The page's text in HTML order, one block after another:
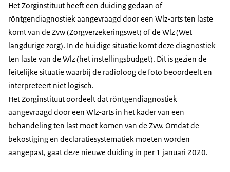
Het Zorginstituut heeft een duiding gedaan of
röntgendiagnostiek aangevraagd door een Wlz-arts ten laste
komt van de Zvw (Zorgverzekeringswet) of de Wlz (Wet
langdurige zorg). In de huidige situatie komt deze diagnostiek
ten laste van de Wlz (het instellingsbudget). Dit is gezien de
feitelijke situatie waarbij de radioloog de foto beoordeelt en
interpreteert niet logisch.
Het Zorginstituut oordeelt dat röntgendiagnostiek
aangevraagd door een Wlz-arts in het kader van een
behandeling ten last moet komen van de Zvw. Omdat de
bekostiging en declaratiesystematiek moeten worden
aangepast, gaat deze nieuwe duiding in per 1 januari 2020.